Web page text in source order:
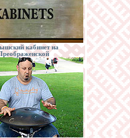
кабинет на